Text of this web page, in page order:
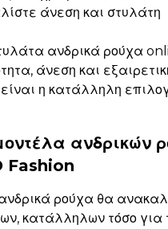
άνεση και στυλάτη
ανδρικά ρούχα
άνεση και
η κατάλληλη
ανδρικών
Fashion
ρούχα θα
κατάλληλων τόσο για